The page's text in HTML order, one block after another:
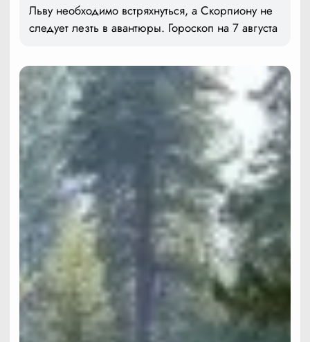
Льву необходимо встряхнуться, а Скорпиону не
следует лезть в авантюры. Гороскоп на 7 августа